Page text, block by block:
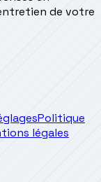
de votre
Politique
légales